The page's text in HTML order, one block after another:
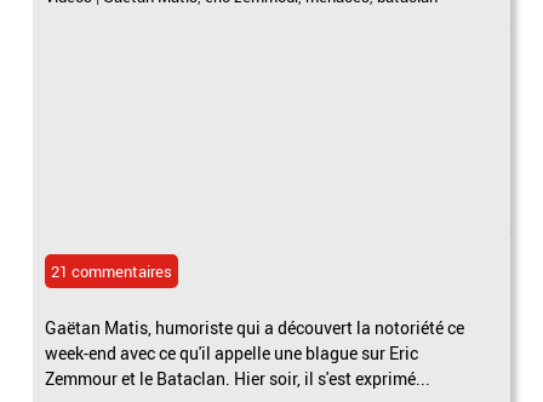
21 commentaires
Gaëtan Matis, humoriste qui a découvert la notoriété ce
week-end avec ce qu'il appelle une blague sur Eric
Zemmour et le Bataclan. Hier soir, il s'est exprimé...